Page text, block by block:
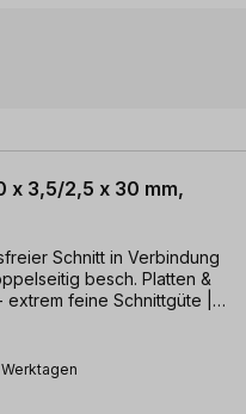
x 3,5/2,5 x 30 mm,
Schnitt in Verbindung
besch. Platten &
feine Schnittgüte |